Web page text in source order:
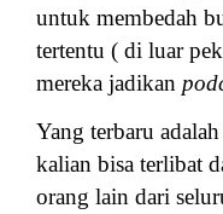
untuk membedah
tertentu ( di luar
mereka jadikan
Yang terbaru adalah
kalian bisa terlibat
orang lain dari